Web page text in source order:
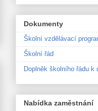
Dokumenty
Školní vzdělávací
Školní řád
Doplněk školního řádu k
Nabídka zaměstnání